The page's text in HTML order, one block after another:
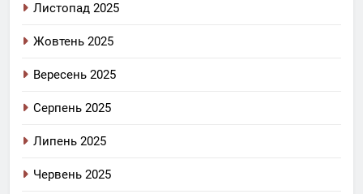
Листопад 2025
Жовтень 2025
Вересень 2025
Серпень 2025
Липень 2025
Червень 2025